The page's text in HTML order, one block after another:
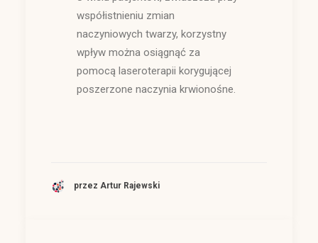
współistnieniu zmian
naczyniowych twarzy, korzystny
wpływ można osiągnąć za
pomocą laseroterapii korygującej
poszerzone naczynia krwionośne.
przez Artur Rajewski